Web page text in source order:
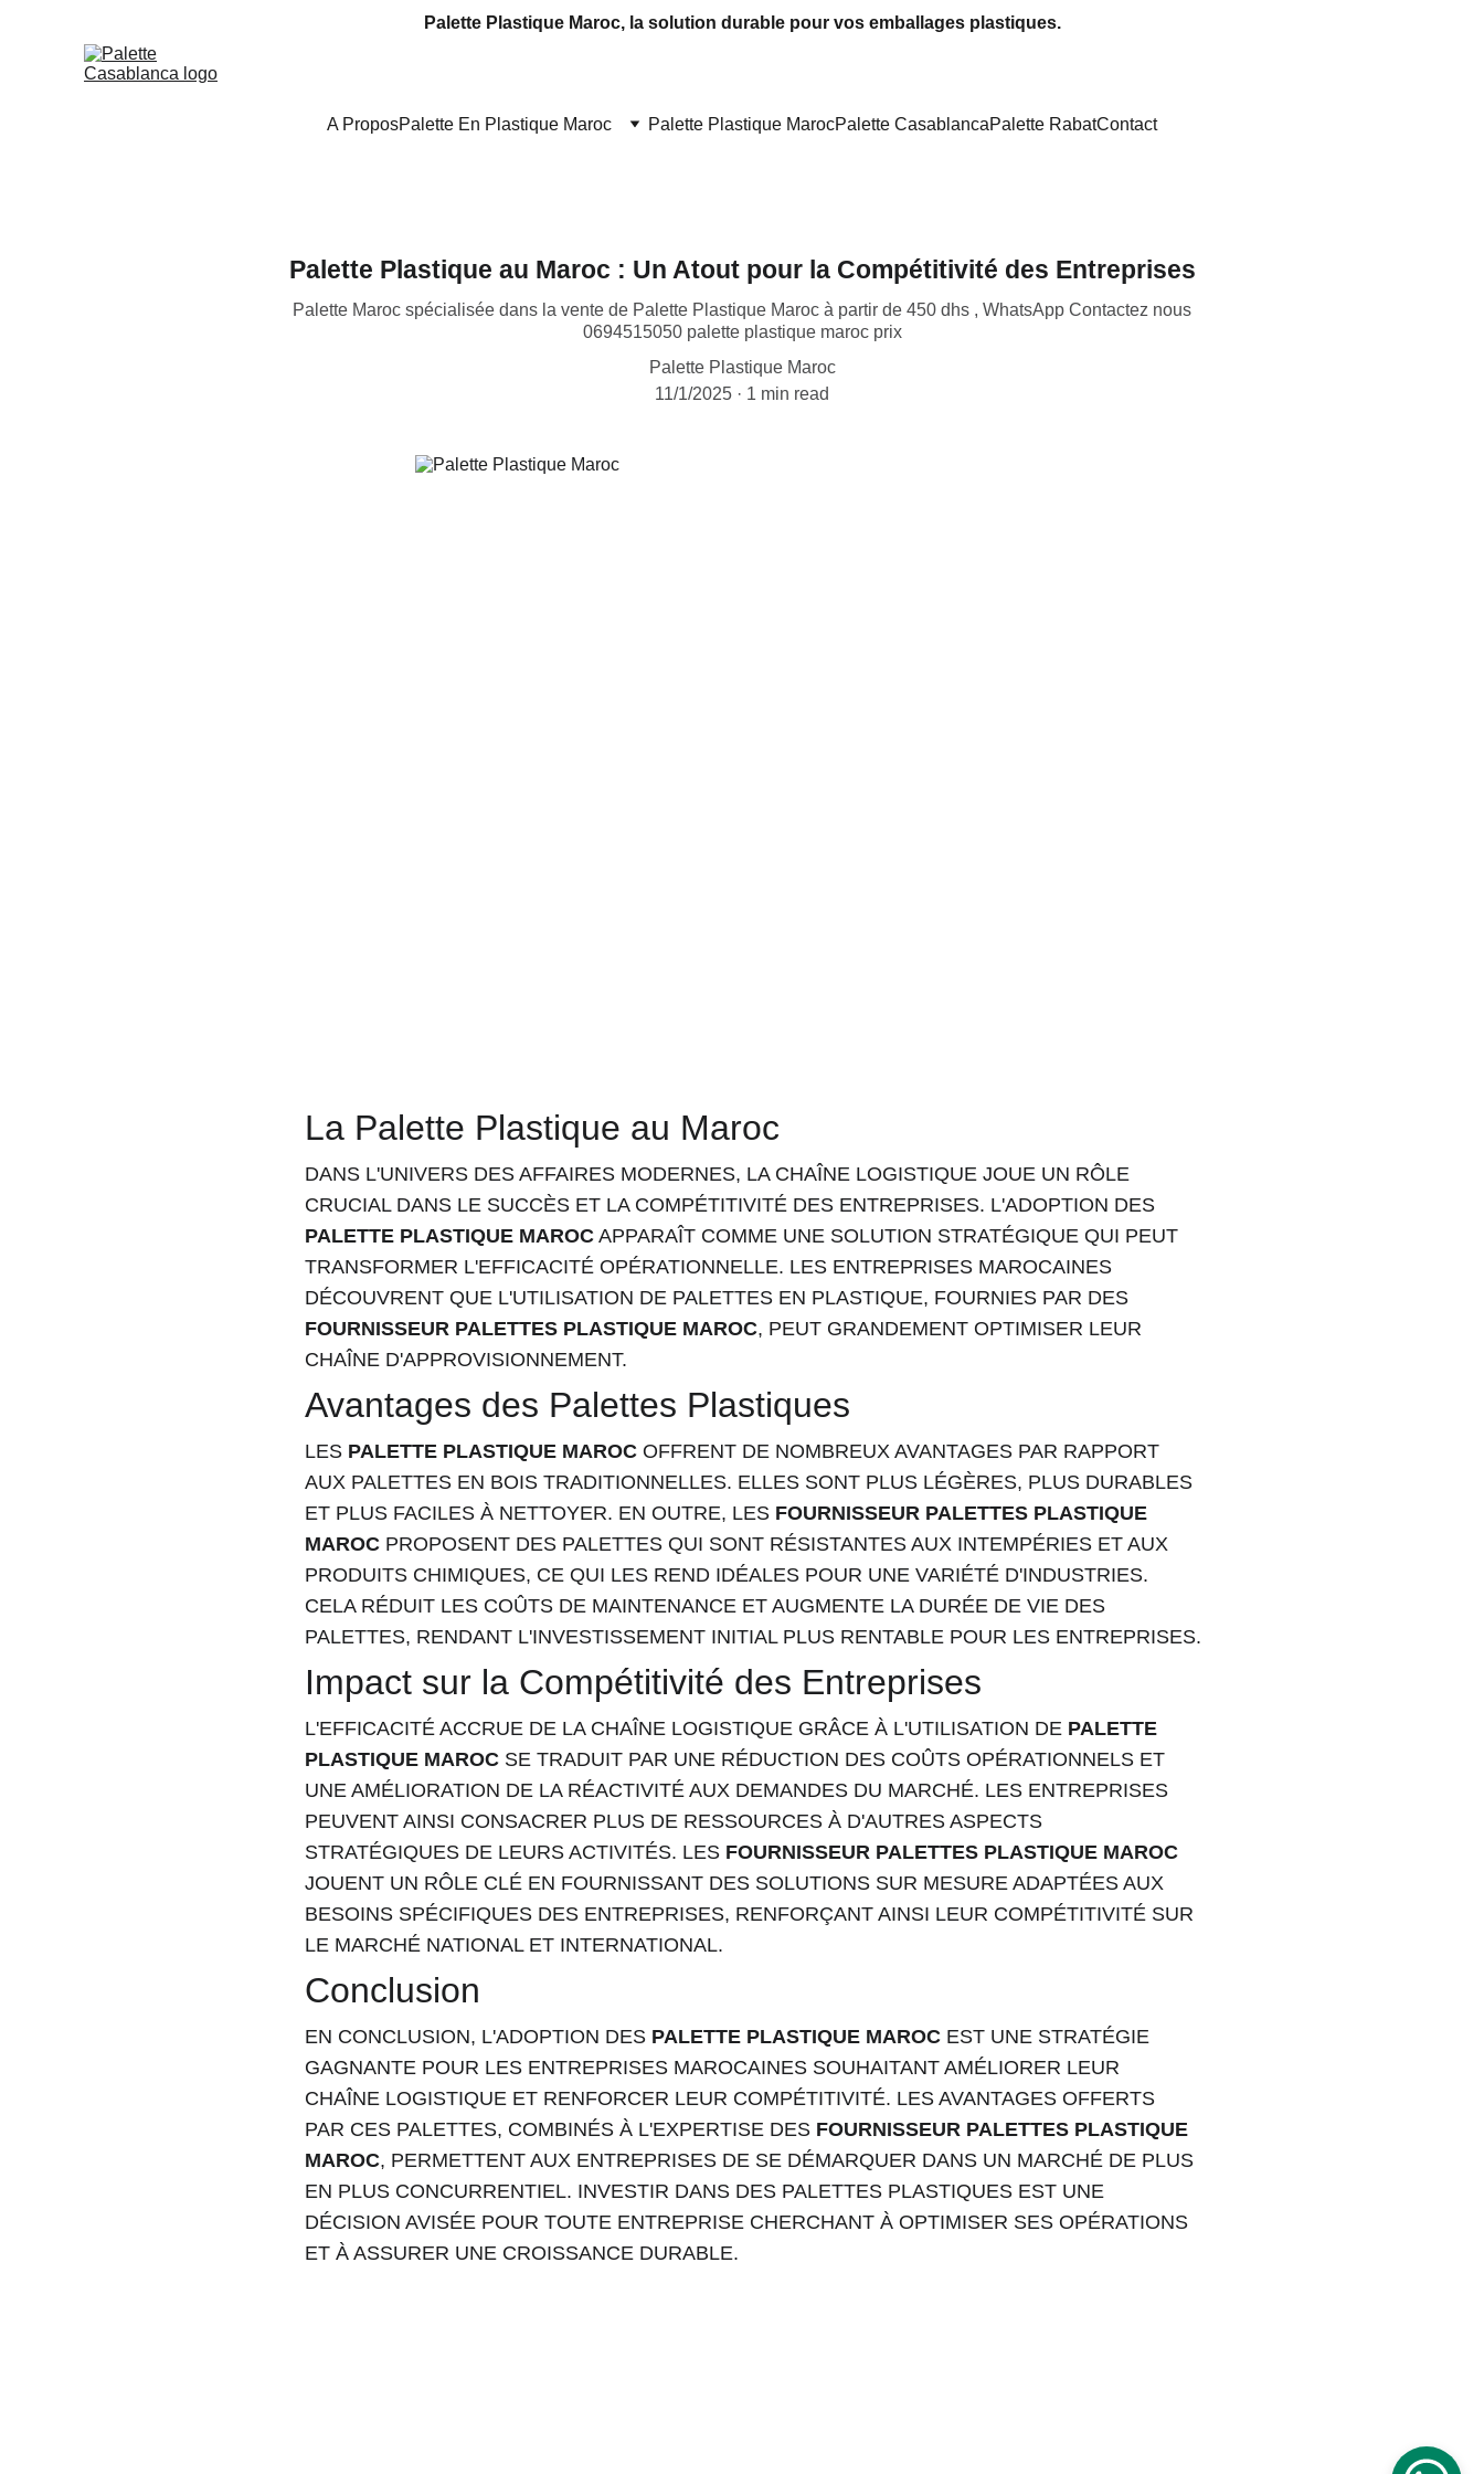
Palette Plastique Maroc, la solution durable pour vos emballages plastiques.
A ProposPalette En Plastique Maroc Palette Plastique MarocPalette CasablancaPalette RabatContact
Palette Plastique au Maroc : Un Atout pour la Compétitivité des Entreprises
Palette Maroc spécialisée dans la vente de Palette Plastique Maroc à partir de 450 dhs , WhatsApp Contactez nous
0694515050 palette plastique maroc prix
Palette Plastique Maroc
11/1/2025
1 min read
La Palette Plastique au Maroc
DANS L'UNIVERS DES AFFAIRES MODERNES, LA CHAÎNE LOGISTIQUE JOUE UN RÔLE
CRUCIAL DANS LE SUCCÈS ET LA COMPÉTITIVITÉ DES ENTREPRISES. L'ADOPTION DES
PALETTE PLASTIQUE MAROC APPARAÎT COMME UNE SOLUTION STRATÉGIQUE QUI PEUT
TRANSFORMER L'EFFICACITÉ OPÉRATIONNELLE. LES ENTREPRISES MAROCAINES
DÉCOUVRENT QUE L'UTILISATION DE PALETTES EN PLASTIQUE, FOURNIES PAR DES
FOURNISSEUR PALETTES PLASTIQUE MAROC, PEUT GRANDEMENT OPTIMISER LEUR
CHAÎNE D'APPROVISIONNEMENT.
Avantages des Palettes Plastiques
LES PALETTE PLASTIQUE MAROC OFFRENT DE NOMBREUX AVANTAGES PAR RAPPORT
AUX PALETTES EN BOIS TRADITIONNELLES. ELLES SONT PLUS LÉGÈRES, PLUS DURABLES
ET PLUS FACILES À NETTOYER. EN OUTRE, LES FOURNISSEUR PALETTES PLASTIQUE
MAROC PROPOSENT DES PALETTES QUI SONT RÉSISTANTES AUX INTEMPÉRIES ET AUX
PRODUITS CHIMIQUES, CE QUI LES REND IDÉALES POUR UNE VARIÉTÉ D'INDUSTRIES.
CELA RÉDUIT LES COÛTS DE MAINTENANCE ET AUGMENTE LA DURÉE DE VIE DES
PALETTES, RENDANT L'INVESTISSEMENT INITIAL PLUS RENTABLE POUR LES ENTREPRISES.
Impact sur la Compétitivité des Entreprises
L'EFFICACITÉ ACCRUE DE LA CHAÎNE LOGISTIQUE GRÂCE À L'UTILISATION DE PALETTE
PLASTIQUE MAROC SE TRADUIT PAR UNE RÉDUCTION DES COÛTS OPÉRATIONNELS ET
UNE AMÉLIORATION DE LA RÉACTIVITÉ AUX DEMANDES DU MARCHÉ. LES ENTREPRISES
PEUVENT AINSI CONSACRER PLUS DE RESSOURCES À D'AUTRES ASPECTS
STRATÉGIQUES DE LEURS ACTIVITÉS. LES FOURNISSEUR PALETTES PLASTIQUE MAROC
JOUENT UN RÔLE CLÉ EN FOURNISSANT DES SOLUTIONS SUR MESURE ADAPTÉES AUX
BESOINS SPÉCIFIQUES DES ENTREPRISES, RENFORÇANT AINSI LEUR COMPÉTITIVITÉ SUR
LE MARCHÉ NATIONAL ET INTERNATIONAL.
Conclusion
EN CONCLUSION, L'ADOPTION DES PALETTE PLASTIQUE MAROC EST UNE STRATÉGIE
GAGNANTE POUR LES ENTREPRISES MAROCAINES SOUHAITANT AMÉLIORER LEUR
CHAÎNE LOGISTIQUE ET RENFORCER LEUR COMPÉTITIVITÉ. LES AVANTAGES OFFERTS
PAR CES PALETTES, COMBINÉS À L'EXPERTISE DES FOURNISSEUR PALETTES PLASTIQUE
MAROC, PERMETTENT AUX ENTREPRISES DE SE DÉMARQUER DANS UN MARCHÉ DE PLUS
EN PLUS CONCURRENTIEL. INVESTIR DANS DES PALETTES PLASTIQUES EST UNE
DÉCISION AVISÉE POUR TOUTE ENTREPRISE CHERCHANT À OPTIMISER SES OPÉRATIONS
ET À ASSURER UNE CROISSANCE DURABLE.